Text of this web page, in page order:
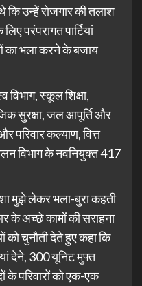
कि उन्हें रोजगार की तलाश
परंपरागत पार्टियां
का भला करने के बजाय
स्कूल शिक्षा,
सुरक्षा, जल आपूर्ति और
परिवार कल्याण, वित्त
विभाग के नवनियुक्त 417
मुझे लेकर भला-बुरा कहती
के अच्छे कामों की सराहना
को चुनौती देते हुए कहा कि
देने, 300 यूनिट मुफ्त
के परिवारों को एक-एक